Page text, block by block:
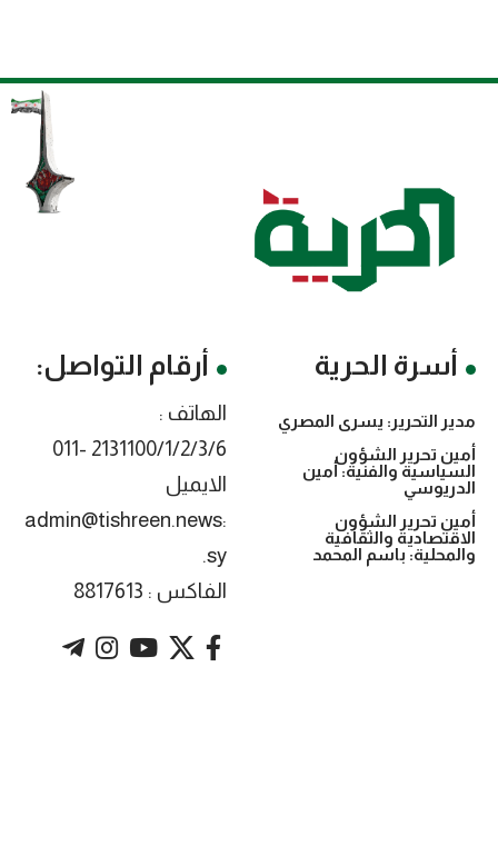
أسرة الحرية
مدير التحرير: يسرى المصري
أمين تحرير الشؤون
السياسية والفنية: أمين
الدريوسي
أمين تحرير الشؤون
الاقتصادية والثقافية
والمحلية: باسم المحمد
أرقام التواصل:
الهاتف :
2131100/1/2/3/6 -011
الايميل
:admin@tishreen.news
.sy
الفاكس : 8817613